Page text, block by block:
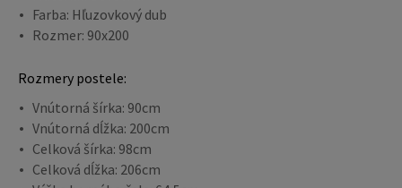
Farba: Hľuzovkový dub
Rozmer: 90x200
Rozmery postele:
Vnútorná šírka: 90cm
Vnútorná dĺžka: 200cm
Celková šírka: 98cm
Celková dĺžka: 206cm